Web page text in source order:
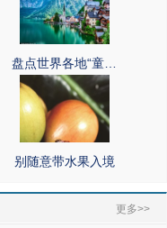
盘点世界各地“童…
别随意带水果入境
更多>>